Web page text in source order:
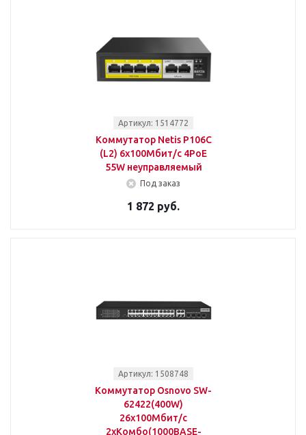
Артикул: 1514772
Коммутатор Netis P106C
(L2) 6x100Мбит/с 4PoE
55W неуправляемый
Под заказ
1 872 руб.
Артикул: 1508748
Коммутатор Osnovo SW-
62422(400W)
26x100Мбит/с
2xКомбо(1000BASE-